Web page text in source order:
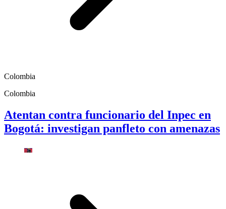
Colombia
Colombia
Atentan contra funcionario del Inpec en
Bogotá: investigan panfleto con amenazas